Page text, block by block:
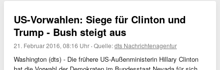
US-Vorwahlen: Siege für Clinton und
Trump - Bush steigt aus
21. Februar 2016, 08:16 Uhr ·Quelle:dts Nachrichtenagentur
Washington (dts) - Die frühere US-Außenministerin Hillary Clinton